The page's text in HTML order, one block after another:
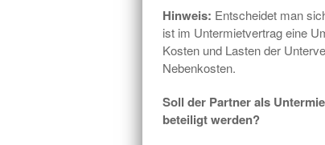
Hinweis: Entscheidet man
ist im Untermietvertrag eine
Kosten und Lasten der
Nebenkosten.
Soll der Partner als
beteiligt werden?